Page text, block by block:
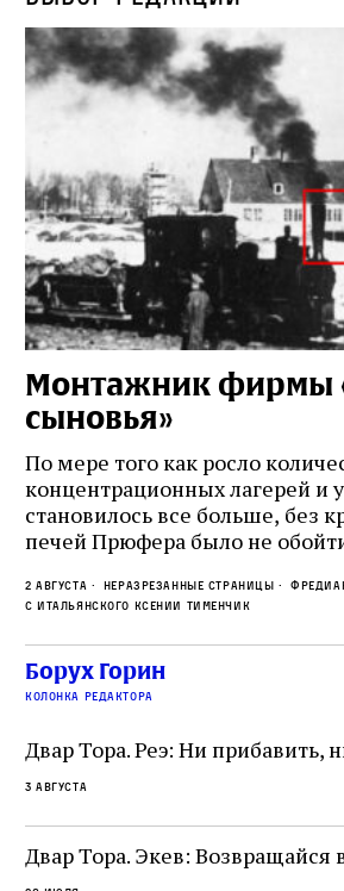
Монтажник фирмы
сыновья»
По мере того как росло
концентрационных лагерей и
становилось все больше, без
печей Прюфера было не
верны своему архаичному
скрывали от населения
сколько узников погибало
жутких местах
2 августа Неразрезанные страницы
с итальянского Ксении Тименчик
Борух Горин
колонка редактора
Двар Тора. Реэ: Ни прибавить,
3 августа
Двар Тора. Экев: Возвращайся